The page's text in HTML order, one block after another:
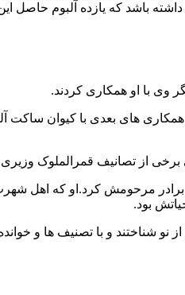
وی با او همکاری کردند.
های بعدی با کیوان ساکت
از تصانیف قمرالملوک وزیری
مرحومش کرد.او که اهل
بود.